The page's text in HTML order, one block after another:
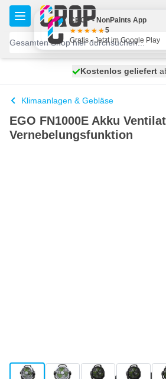
Zum Inhalt springen
Kostenlos geliefert
100 Tage
Klimaanlagen & Gebläse
EGO FN1000E Akku
Vernebelungsfunktion
View larger imageView larger imageView larger image
View
CROP - NonPaints App
5
Gratis - Jetzt im Google Play